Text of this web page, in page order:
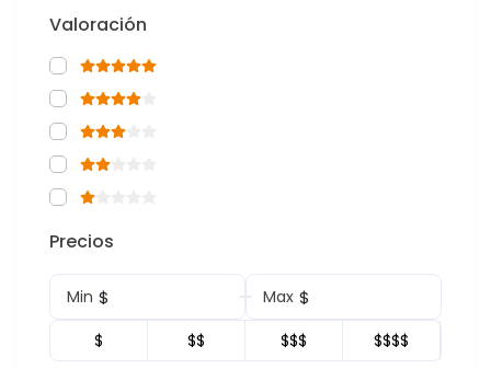
Valoración
Precios
Min $ Max $
$ $$ $$$ $$$$